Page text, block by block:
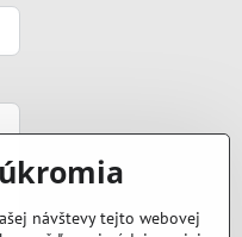
návštevy tejto webovej